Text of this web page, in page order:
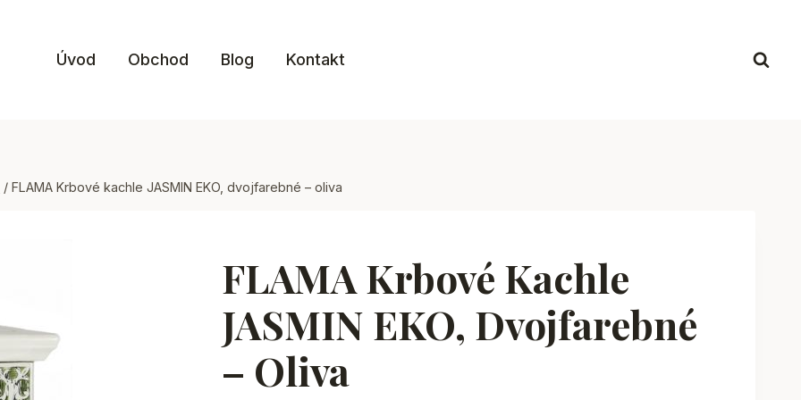
Úvod Obchod Blog Kontakt
/ FLAMA Krbové kachle JASMIN EKO, dvojfarebné – oliva
FLAMA Krbové Kachle
JASMIN EKO, Dvojfarebné
– Oliva